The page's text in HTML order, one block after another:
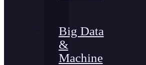
Big Data
&
Machine